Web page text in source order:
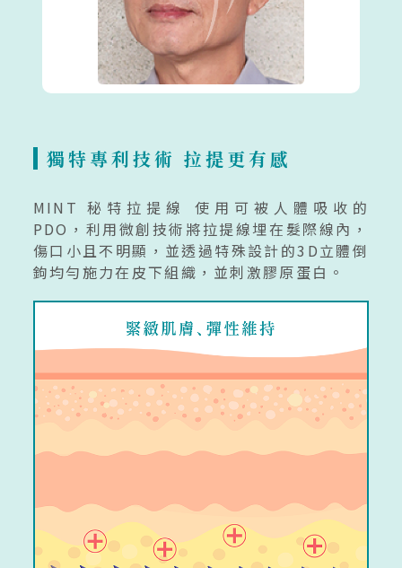
獨特專利技術 拉提更有感
MINT 秘特拉提線 使用可被人體吸收的
PDO，利用微創技術將拉提線埋在髮際線內，
傷口小且不明顯，並透過特殊設計的3D立體倒
鉤均勻施力在皮下組織，並刺激膠原蛋白。